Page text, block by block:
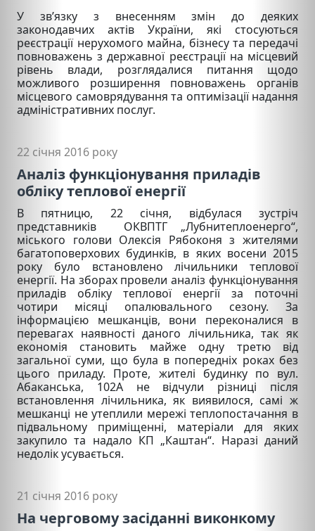
У зв’язку з внесенням змін до деяких
законодавчих актів України, які стосуються
реєстрації нерухомого майна, бізнесу та передачі
повноважень з державної реєстрації на місцевий
рівень влади, розглядалися питання щодо
можливого розширення повноважень органів
місцевого самоврядування та оптимізації надання
адміністративних послуг.
22 січня 2016 року
Аналіз функціонування приладів
обліку теплової енергії
В пятницю, 22 січня, відбулася зустріч
представників ОКВПТГ „Лубнитеплоенерго“,
міського голови Олексія Рябоконя з жителями
багатоповерхових будинків, в яких восени 2015
року було встановлено лічильники теплової
енергії. На зборах провели аналіз функціонування
приладів обліку теплової енергії за поточні
чотири місяці опалювального сезону. За
інформацією мешканців, вони переконалися в
перевагах наявності даного лічильника, так як
економія становить майже одну третю від
загальної суми, що була в попередніх роках без
цього приладу. Проте, жителі будинку по вул.
Абаканська, 102А не відчули різниці після
встановлення лічильника, як виявилося, самі ж
мешканці не утеплили мережі теплопостачання в
підвальному приміщенні, матеріали для яких
закупило та надало КП „Каштан“. Наразі даний
недолік усувається.
21 січня 2016 року
На черговому засіданні виконкому